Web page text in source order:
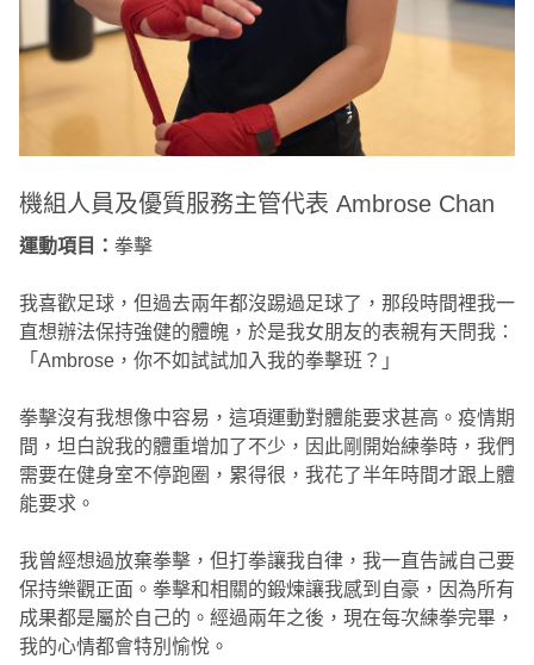
機組人員及優質服務主管代表 Ambrose Chan
運動項目： 拳擊
我喜歡足球，但過去兩年都沒踢過足球了，那段時間裡我一
直想辦法保持強健的體魄，於是我女朋友的表親有天問我：
「Ambrose，你不如試試加入我的拳擊班？」
拳擊沒有我想像中容易，這項運動對體能要求甚高。疫情期
間，坦白說我的體重增加了不少，因此剛開始練拳時，我們
需要在健身室不停跑圈，累得很，我花了半年時間才跟上體
能要求。
我曾經想過放棄拳擊，但打拳讓我自律，我一直告誡自己要
保持樂觀正面。拳擊和相關的鍛煉讓我感到自豪，因為所有
成果都是屬於自己的。經過兩年之後，現在每次練拳完畢，
我的心情都會特別愉悅。